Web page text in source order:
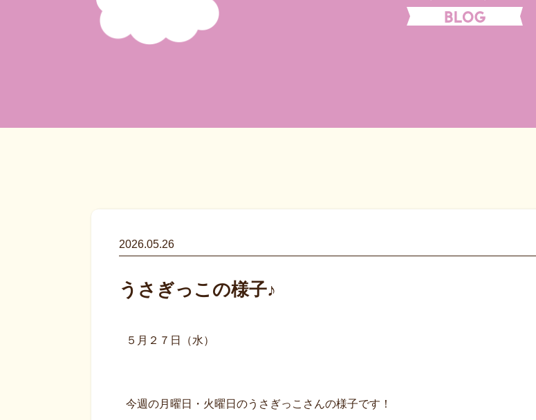
2026.05.26
うさぎっこの様子♪
５月２７日（水）
今週の月曜日・火曜日のうさぎっこさんの様子です！